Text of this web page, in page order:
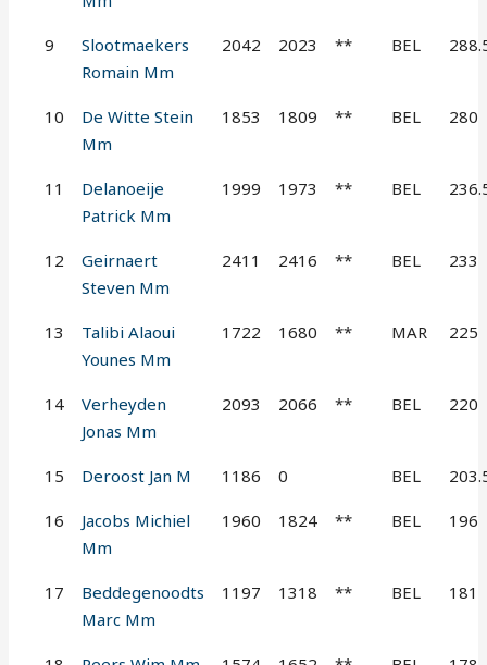
9
Slootmaekers
Romain Mm
2042 2023 ** BEL
10
De Witte Stein
Mm
1853 1809 ** BEL 280
11
Delanoeije
Patrick Mm
1999 1973 ** BEL
12
Geirnaert
Steven Mm
2411 2416 ** BEL 233
13
Talibi Alaoui
Younes Mm
1722 1680 ** MAR 225
14
Verheyden
Jonas Mm
2093 2066 ** BEL 220
15 Deroost Jan M 1186 0 BEL
16
Jacobs Michiel
Mm
1960 1824 ** BEL 196
17
Beddegenoodts
Marc Mm
1197 1318 ** BEL 181